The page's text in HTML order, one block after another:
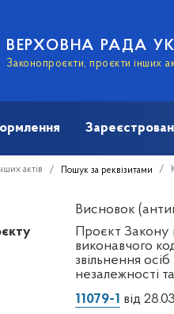
ВЕРХОВНА РАДА
Законопроєкти, проєкти інших
актів Пошук за реквізитами
Висновок
Проєкт Закону
виконавчого
звільнення
незалежності
11079-1 від